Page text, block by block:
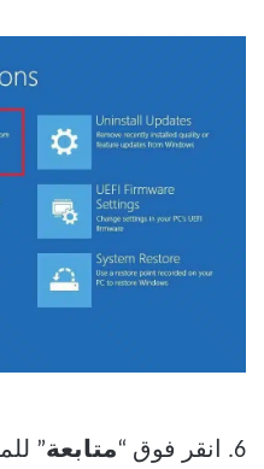
6. انقر فوق “ متابعة”